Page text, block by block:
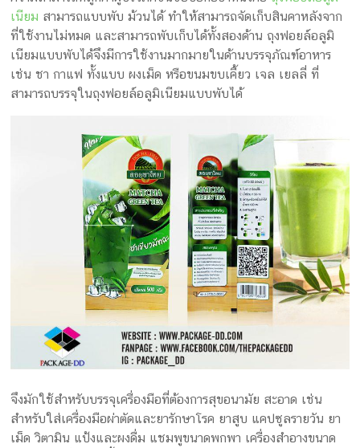
เนียม สามารถแบบพับ ม้วนได้ ทำให้สามารถจัดเก็บสินคาหลังจาก
ที่ใช้งานไม่หมด และสามารถพับเก็บได้ทั้งสองด้าน ถุงฟอยล์อลูมิ
เนียมแบบพับได้จึงมีการใช้งานมากมายในด้านบรรจุภัณฑ์อาหาร
เช่น ชา กาแฟ ทั้งแบบ ผงเม็ด หรือขนมขบเคี้ยว เจล เยลลี่ ที่
สามารถบรรจุในถุงฟอยล์อลูมิเนียมแบบพับได้
จึงมักใช้สำหรับบรรจุเครื่องมือที่ต้องการสุขอนามัย สะอาด เช่น
สำหรับใส่เครื่องมือผ่าตัดและยารักษาโรค ยาสูบ แคปซูลรายวัน ยา
เม็ด วิตามิน แป้งและผงดื่ม แชมพูขนาดพกพา เครื่องสำอางขนาด